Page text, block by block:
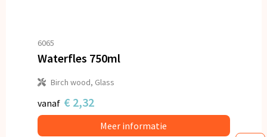
6065
Waterfles 750ml
Birch wood, Glass
vanaf € 2,32
Meer informatie